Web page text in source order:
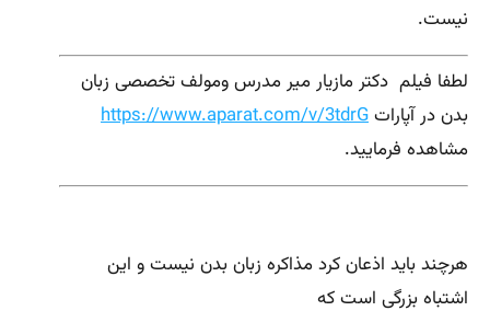
نیست.
لطفا فیلم دکتر مازیار میر مدرس ومولف تخصصی زبان
بدن در آپاراتhttps://www.aparat.com/v/3tdrG
مشاهده فرمایید.
هرچند باید اذعان کرد مذاکره زبان بدن نیست و این
اشتباه بزرگی است که